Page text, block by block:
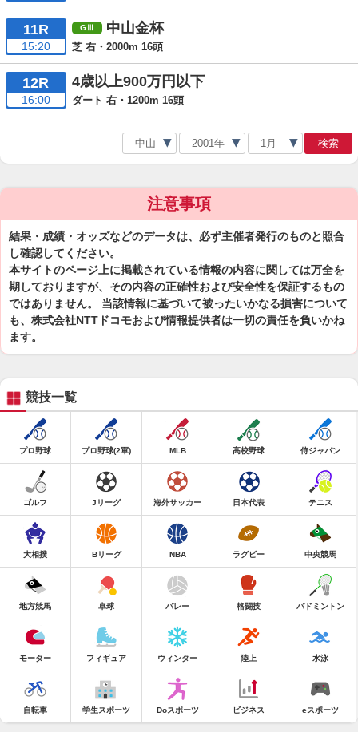
11R
15:20
中山金杯
芝 右・2000m 16頭
12R
16:00
4歳以上900万円以下
ダート 右・1200m 16頭
検索
注意事項
結果・成績・オッズなどのデータは、必ず主催者発行のものと照合
し確認してください。
本サイトのページ上に掲載されている情報の内容に関しては万全を
期しておりますが、その内容の正確性および安全性を保証するもの
ではありません。 当該情報に基づいて被ったいかなる損害について
も、株式会社NTTドコモおよび情報提供者は一切の責任を負いかね
ます。
競技一覧
プロ野球 プロ野球(2軍) MLB 高校野球 侍ジャパン
ゴルフ Jリーグ 海外サッカー 日本代表 テニス
大相撲 Bリーグ NBA ラグビー 中央競馬
地方競馬 卓球 バレー 格闘技 バドミントン
モーター フィギュア ウィンター 陸上 水泳
自転車 学生スポーツ Doスポーツ ビジネス eスポーツ